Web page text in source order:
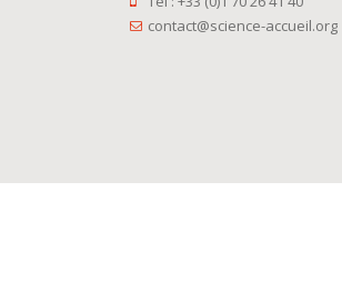
contact@science-accueil.org